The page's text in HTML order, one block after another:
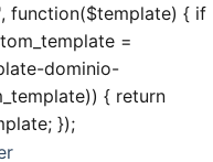
function($template) { if
=
dominio-
{ return
});